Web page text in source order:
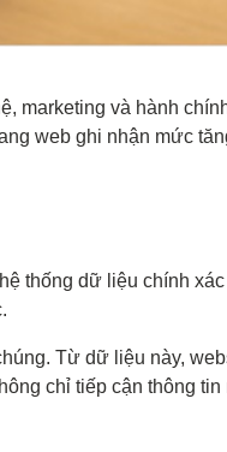
marketing và hành
web ghi nhận mức
thống dữ liệu chính
Từ dữ liệu này,
chỉ tiếp cận thông tin